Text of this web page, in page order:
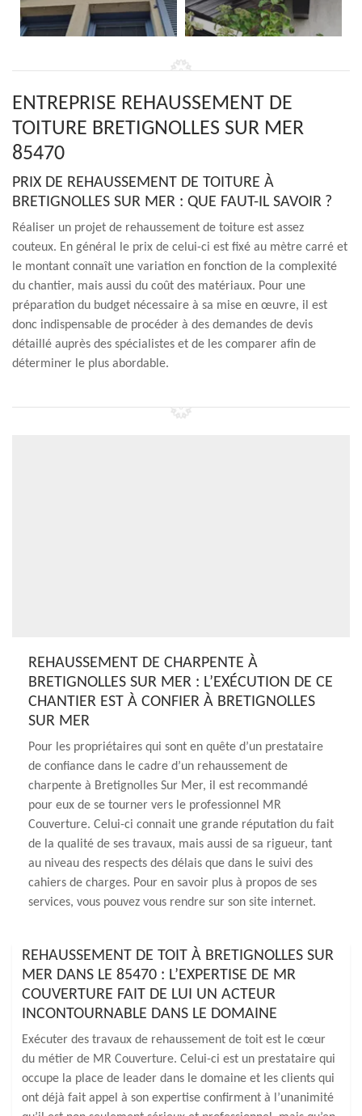
ENTREPRISE REHAUSSEMENT DE
TOITURE BRETIGNOLLES SUR MER
85470
PRIX DE REHAUSSEMENT DE TOITURE À
BRETIGNOLLES SUR MER : QUE FAUT-IL SAVOIR ?
Réaliser un projet de rehaussement de toiture est assez
couteux. En général le prix de celui-ci est fixé au mètre carré et
le montant connaît une variation en fonction de la complexité
du chantier, mais aussi du coût des matériaux. Pour une
préparation du budget nécessaire à sa mise en œuvre, il est
donc indispensable de procéder à des demandes de devis
détaillé auprès des spécialistes et de les comparer afin de
déterminer le plus abordable.
REHAUSSEMENT DE CHARPENTE À
BRETIGNOLLES SUR MER : L’EXÉCUTION DE CE
CHANTIER EST À CONFIER À BRETIGNOLLES
SUR MER
Pour les propriétaires qui sont en quête d’un prestataire
de confiance dans le cadre d’un rehaussement de
charpente à Bretignolles Sur Mer, il est recommandé
pour eux de se tourner vers le professionnel MR
Couverture. Celui-ci connait une grande réputation du fait
de la qualité de ses travaux, mais aussi de sa rigueur, tant
au niveau des respects des délais que dans le suivi des
cahiers de charges. Pour en savoir plus à propos de ses
services, vous pouvez vous rendre sur son site internet.
REHAUSSEMENT DE TOIT À BRETIGNOLLES SUR
MER DANS LE 85470 : L’EXPERTISE DE MR
COUVERTURE FAIT DE LUI UN ACTEUR
INCONTOURNABLE DANS LE DOMAINE
Exécuter des travaux de rehaussement de toit est le cœur
du métier de MR Couverture. Celui-ci est un prestataire qui
occupe la place de leader dans le domaine et les clients qui
ont déjà fait appel à son expertise confirment à l’unanimité